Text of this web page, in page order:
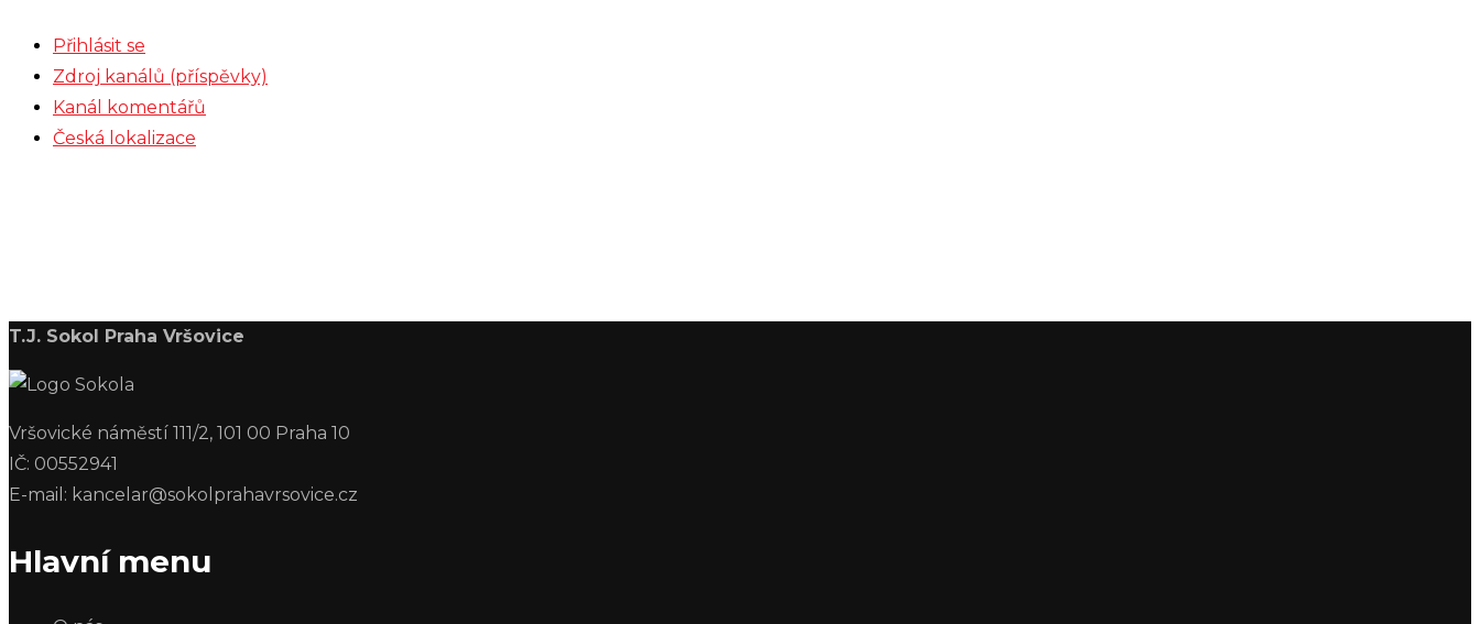
Přihlásit se
Zdroj kanálů (příspěvky)
Kanál komentářů
Česká lokalizace
T.J. Sokol Praha Vršovice
Vršovické náměstí 111/2, 101 00 Praha 10
IČ: 00552941
E-mail: kancelar@sokolprahavrsovice.cz
Hlavní menu